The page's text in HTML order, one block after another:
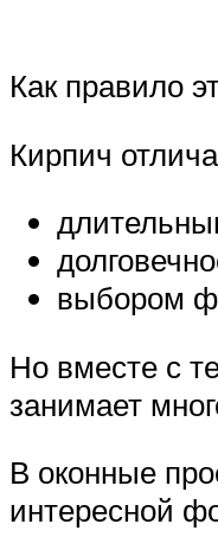
Как правило
Кирпич
выбором
Но вместе с
занимает
В оконные
интересной